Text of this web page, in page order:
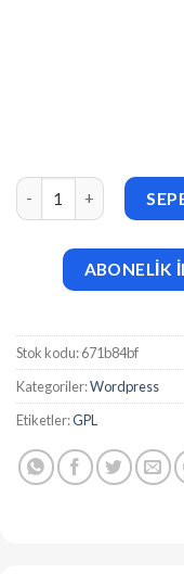
Cash Bay v1.1.6 Loan
ABONELİK
Stok kodu:671b84bf
Kategoriler:Wordpress
Etiketler:GPL